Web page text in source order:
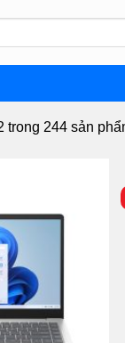
trong 244 sản